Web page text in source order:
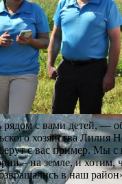
рядом с вами детей, —
хозяйства Лилия
берут с вас пример. Мы
– на земле, и хотим,
в наш